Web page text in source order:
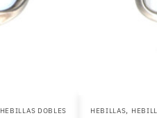
HEBILLAS DOBLES HEBILLAS,